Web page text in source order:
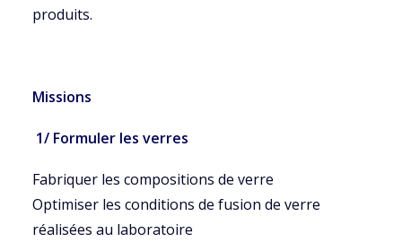
produits.
Missions
1/ Formuler les verres
Fabriquer les compositions de verre
Optimiser les conditions de fusion de verre
réalisées au laboratoire